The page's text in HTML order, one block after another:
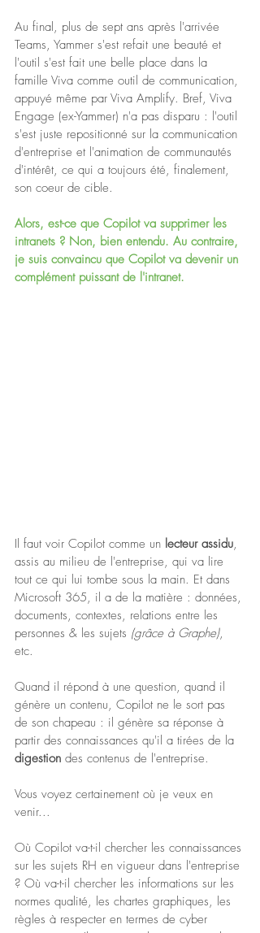
Au final, plus de sept ans après l'arrivée
Teams, Yammer s'est refait une beauté et
l'outil s'est fait une belle place dans la
famille Viva comme outil de communication,
appuyé même par Viva Amplify. Bref, Viva
Engage (ex-Yammer) n'a pas disparu : l'outil
s'est juste repositionné sur la communication
d'entreprise et l'animation de communautés
d'intérêt, ce qui a toujours été, finalement,
son coeur de cible.
Alors, est-ce que Copilot va supprimer les
intranets ? Non, bien entendu. Au contraire,
je suis convaincu que Copilot va devenir un
complément puissant de l'intranet.
Il faut voir Copilot comme un lecteur assidu,
assis au milieu de l'entreprise, qui va lire
tout ce qui lui tombe sous la main. Et dans
Microsoft 365, il a de la matière : données,
documents, contextes, relations entre les
personnes & les sujets (grâce à Graphe),
etc.
Quand il répond à une question, quand il
génère un contenu, Copilot ne le sort pas
de son chapeau : il génère sa réponse à
partir des connaissances qu'il a tirées de la
digestion des contenus de l'entreprise.
Vous voyez certainement où je veux en
venir...
Où Copilot va-t-il chercher les connaissances
sur les sujets RH en vigueur dans l'entreprise
? Où va-t-il chercher les informations sur les
normes qualité, les chartes graphiques, les
règles à respecter en termes de cyber